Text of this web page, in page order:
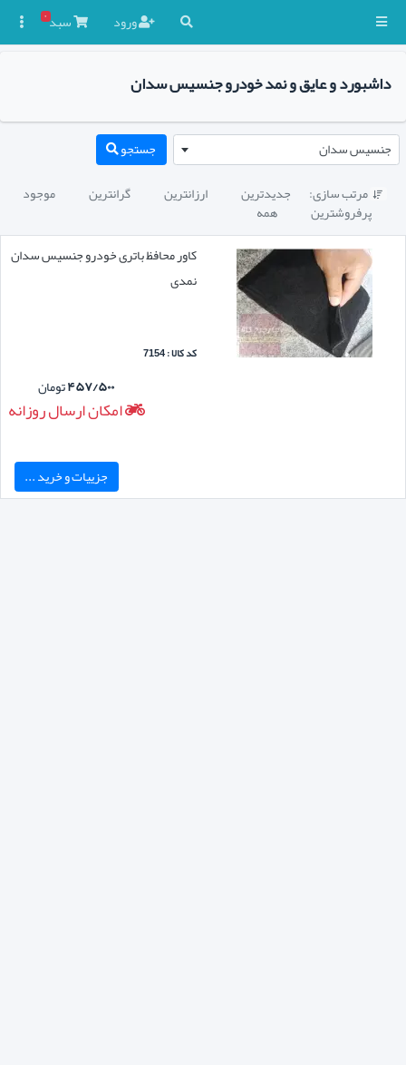
ورود سبد۰
داشبورد و عایق و نمد خودرو جنسیس سدان
جنسیس سدان جستجو
 مرتب سازی: جدیدترین ارزانترین گرانترین موجود
پرفروشترین
همه
کاور محافظ باتری خودرو جنسیس سدان
نمدی
کد کالا : 7154
۴۵۷/۵۰۰تومان
امکان ارسال روزانه
جزییات و خرید ...